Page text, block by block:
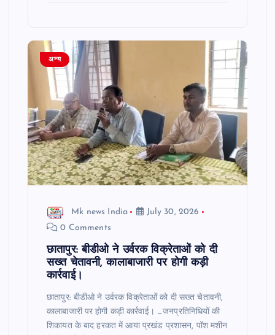
अन्य
Mk news India
July 30, 2026
0 Comments
छातापुर: बीडीओ ने उर्वरक विक्रेताओं को दी
सख्त चेतावनी, कालाबाजारी पर होगी कड़ी
कार्रवाई।
छातापुर: बीडीओ ने उर्वरक विक्रेताओं को दी सख्त चेतावनी,
कालाबाजारी पर होगी कड़ी कार्रवाई। _जनप्रतिनिधियों की
शिकायत के बाद हरकत में आया प्रखंड प्रशासन, पॉश मशीन